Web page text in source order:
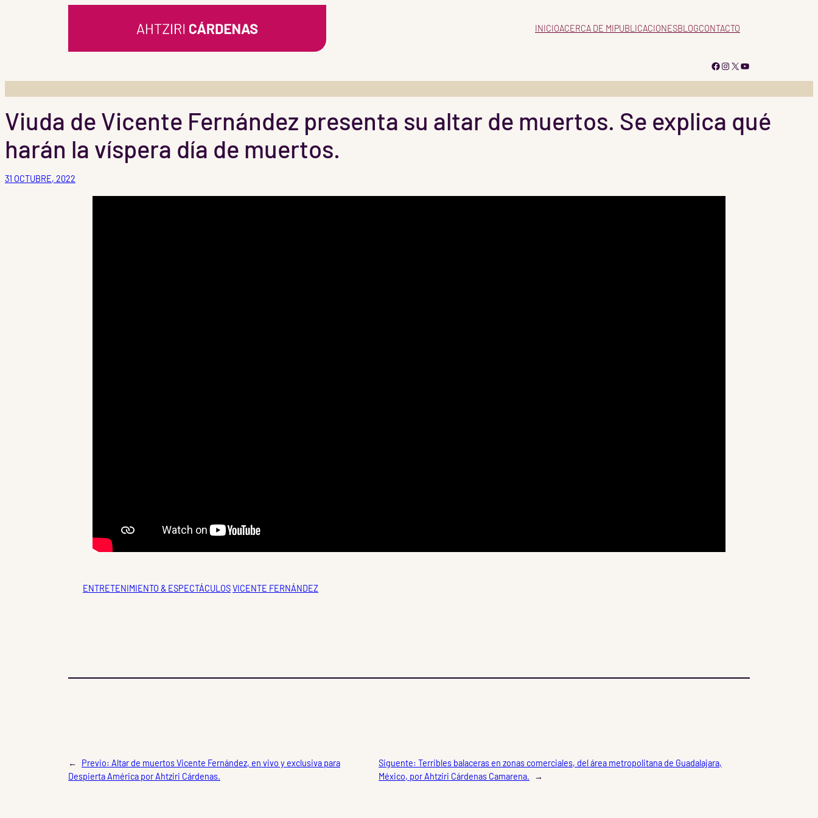
INICIOACERCA DE MIPUBLICACIONESBLOGCONTACTO
Facebook
Instagram
X YouTube
Viuda de Vicente Fernández presenta su altar de muertos. Se explica qué
harán la víspera día de muertos.
31 OCTUBRE, 2022
ENTRETENIMIENTO & ESPECTÁCULOSVICENTE FERNÁNDEZ
← Previo: Altar de muertos Vicente Fernández, en vivo y exclusiva para
Despierta América por Ahtziri Cárdenas.
Siguente:Terribles balaceras en zonas comerciales, del área metropolitana de Guadalajara,
México, por Ahtziri Cárdenas Camarena.
→